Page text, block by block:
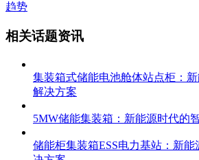
趋势
相关话题资讯
集装箱式储能电池舱体站点柜：
解决方案
5MW储能集装箱：新能源时代的
储能柜集装箱ESS电力基站：新